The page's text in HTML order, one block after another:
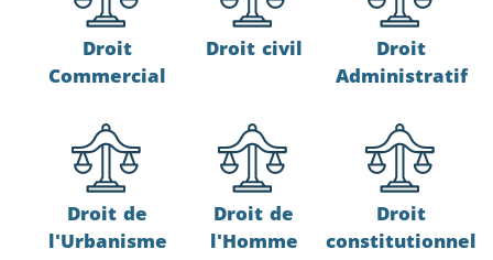
Droit
Administratif
Droit civil
Droit
Commercial
Droit
constitutionnel
Droit de
l'Homme
Droit de
l'Urbanisme